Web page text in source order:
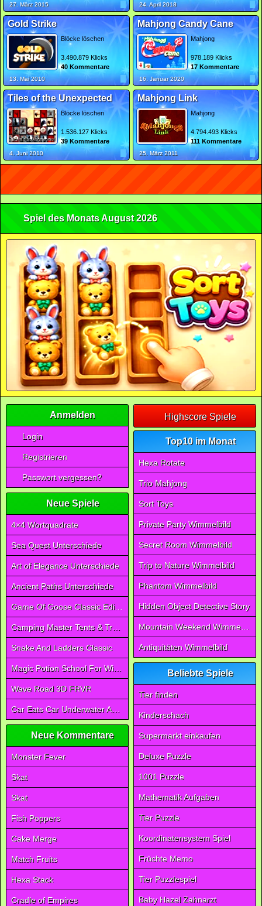
27. März 2015 24. April 2018
Gold Strike
Blöcke löschen
3.490.879 Klicks
40 Kommentare
13. Mai 2010
Mahjong Candy Cane
Mahjong
978.189 Klicks
17 Kommentare
16. Januar 2020
Tiles of the Unexpected
Blöcke löschen
1.536.127 Klicks
39 Kommentare
4. Juni 2010
Mahjong Link
Mahjong
4.794.493 Klicks
111 Kommentare
25. März 2011
Spiel des Monats August 2026
Anmelden
Login
Registrieren
Passwort vergessen?
Neue Spiele
4×4 Wortquadrate
Sea Quest Unterschiede
Art of Elegance Unterschiede
Ancient Paths Unterschiede
Game Of Goose Classic Edition
Camping Master Tents & Trees
Snake And Ladders Classic
Magic Potion School For Witch
Wave Road 3D FRVR
Car Eats Car Underwater Adventure FRVR
Neue Kommentare
Monster Fever
Skat
Skat
Fish Poppers
Cake Merge
Match Fruits
Hexa Stack
Cradle of Empires
Highscore Spiele
Top10 im Monat
Hexa Rotate
Trio Mahjong
Sort Toys
Private Party Wimmelbild
Secret Room Wimmelbild
Trip to Nature Wimmelbild
Phantom Wimmelbild
Hidden Object Detective Story
Mountain Weekend Wimmelbild
Antiquitäten Wimmelbild
Beliebte Spiele
Tier finden
Kinderschach
Supermarkt einkaufen
Deluxe Puzzle
1001 Puzzle
Mathematik Aufgaben
Tier Puzzle
Koordinatensystem Spiel
Früchte Memo
Tier Puzzlespiel
Baby Hazel Zahnarzt